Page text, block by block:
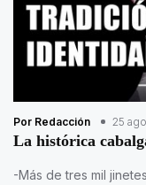
Por Redacción 25
La histórica
-Más de tres mil